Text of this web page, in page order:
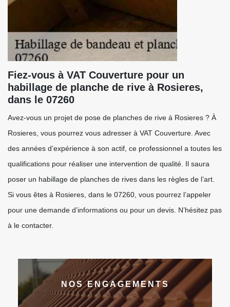
Fiez-vous à VAT Couverture pour un
habillage de planche de rive à Rosieres,
dans le 07260
Avez-vous un projet de pose de planches de rive à Rosieres ? À
Rosieres, vous pourrez vous adresser à VAT Couverture. Avec
des années d’expérience à son actif, ce professionnel a toutes les
qualifications pour réaliser une intervention de qualité. Il saura
poser un habillage de planches de rives dans les règles de l’art.
Si vous êtes à Rosieres, dans le 07260, vous pourrez l’appeler
pour une demande d’informations ou pour un devis. N’hésitez pas
à le contacter.
NOS ENGAGEMENTS